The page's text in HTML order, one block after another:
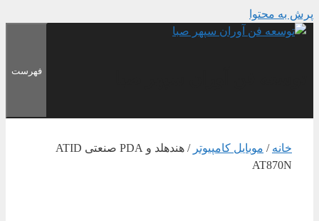
پرش به محتوا
فهرست
خانه / موبایل کامپیوتر
/ هندهلد و PDA صنعتی ATID
AT870N